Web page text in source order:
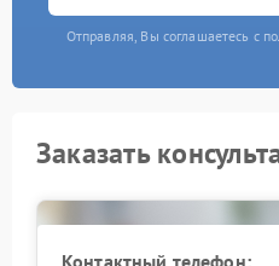
Отправляя, Вы соглашаетесь с
Заказать